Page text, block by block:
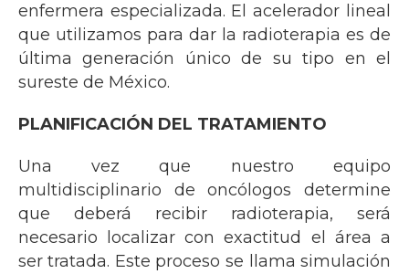
enfermera especializada. El acelerador lineal
que utilizamos para dar la radioterapia es de
última generación único de su tipo en el
sureste de México.
PLANIFICACIÓN DEL TRATAMIENTO
Una vez que nuestro equipo
multidisciplinario de oncólogos determine
que deberá recibir radioterapia, será
necesario localizar con exactitud el área a
ser tratada. Este proceso se llama simulación